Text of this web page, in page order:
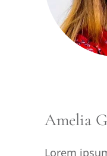
Amelia
Lorem